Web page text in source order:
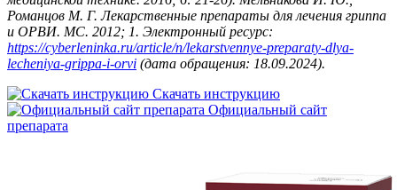
Романцов М. Г. Лекарственные препараты для лечения гриппа
и ОРВИ. МС. 2012; 1. Электронный ресурс:
https://cyberleninka.ru/article/n/lekarstvennye-preparaty-dlya-
lecheniya-grippa-i-orvi (дата обращения: 18.09.2024).
Скачать инструкцию
Официальный сайт
препарата